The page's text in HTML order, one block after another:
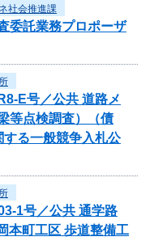
社会推進課
委託業務プロポーザ
E号／公共 道路メ
等点検調査）（債
る一般競争入札公
1号／公共 通学路
本町工区 歩道整備工